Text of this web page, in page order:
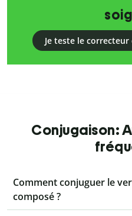
Je teste le
Conjugaison:
Comment conjuguer le
composé ?